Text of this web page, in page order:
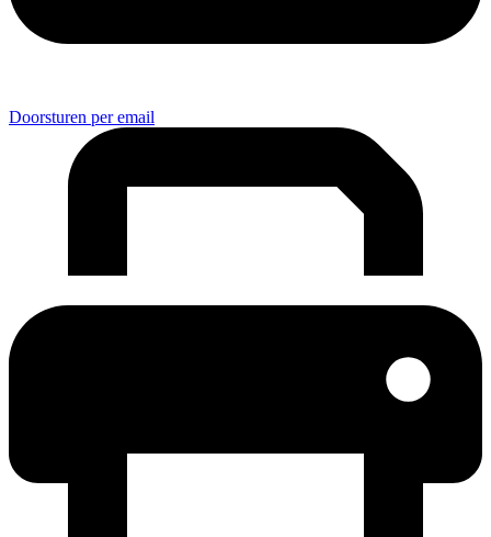
Doorsturen per email